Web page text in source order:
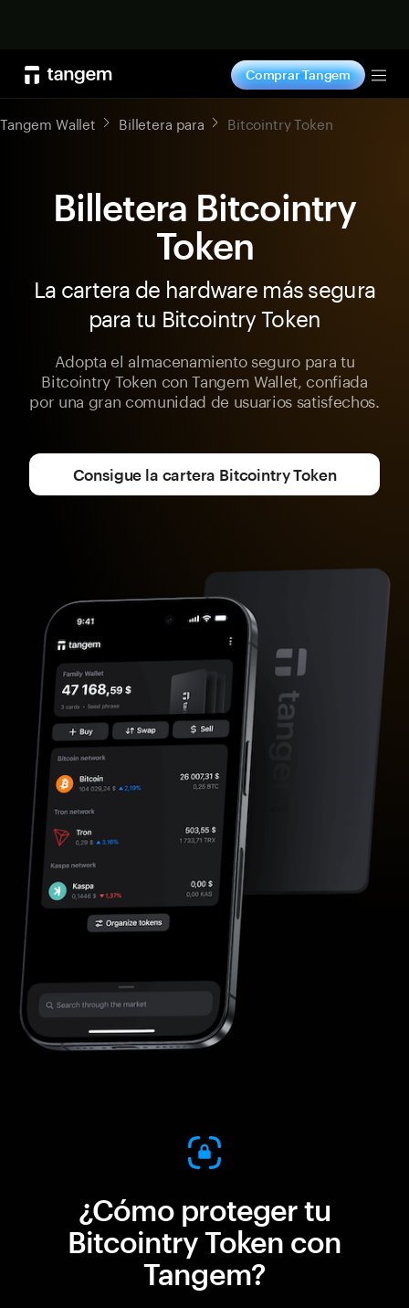
Comprar Tangem
Tangem Wallet Billetera para Bitcointry Token
Billetera Bitcointry
Token
La cartera de hardware más segura
para tu Bitcointry Token
Adopta el almacenamiento seguro para tu
Bitcointry Token con Tangem Wallet, confiada
por una gran comunidad de usuarios satisfechos.
Consigue la cartera Bitcointry Token
¿Cómo proteger tu
Bitcointry Token con
Tangem?